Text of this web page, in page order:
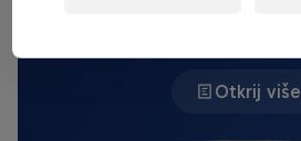
Otkrij više